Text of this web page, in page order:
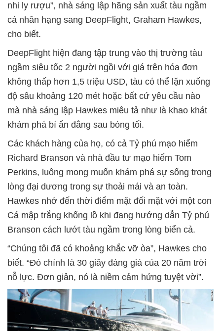
nhi ly rượu”, nhà sáng lập hãng sản xuất tàu ngầm
cá nhân hạng sang DeepFlight, Graham Hawkes,
cho biết.
DeepFlight hiện đang tập trung vào thị trường tàu
ngầm siêu tốc 2 người ngồi với giá trên hóa đơn
không thấp hơn 1,5 triệu USD, tàu có thể lặn xuống
độ sâu khoảng 120 mét hoặc bất cứ yêu cầu nào
mà nhà sáng lập Hawkes miêu tả như là khao khát
khám phá bí ẩn đằng sau bóng tối.
Các khách hàng của họ, có cả Tỷ phú mạo hiểm
Richard Branson và nhà đầu tư mạo hiểm Tom
Perkins, luông mong muốn khám phá sự sống trong
lòng đại dương trong sự thoải mái và an toàn.
Hawkes nhớ đến thời điểm mặt đối mặt với một con
Cá mập trắng khổng lồ khi đang hướng dẫn Tỷ phú
Branson cách lướt tàu ngầm trong lòng biển cả.
“Chúng tôi đã có khoảng khắc vỡ òa”, Hawkes cho
biết. “Đó chính là 30 giây đáng giá của 20 năm trời
nỗ lực. Đơn giản, nó là niềm cảm hứng tuyệt vời”.